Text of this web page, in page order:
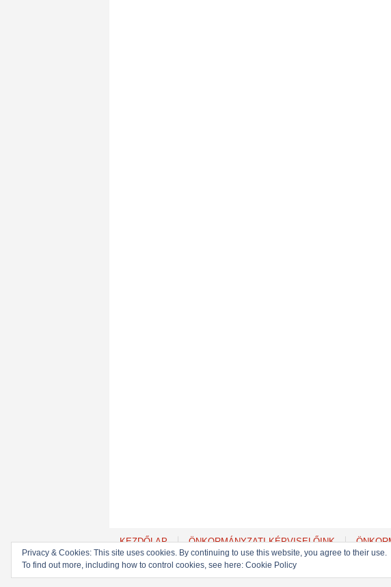
KEZDŐLAP ÖNKORMÁNYZATI KÉPVISELŐINK
Privacy & Cookies: This site uses cookies. By continuing to use this website, you agree to their use.
To find out more, including how to control cookies, see here: Cookie Policy